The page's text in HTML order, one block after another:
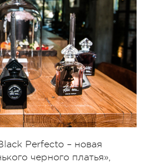
Perfecto – новая
черного платья»,